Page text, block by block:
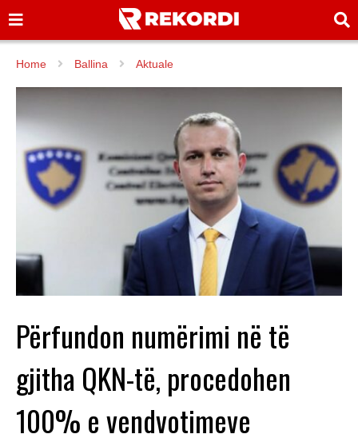
Home Ballina Aktuale
Përfundon numërimi në të
gjitha QKN-të, procedohen
100% e vendvotimeve